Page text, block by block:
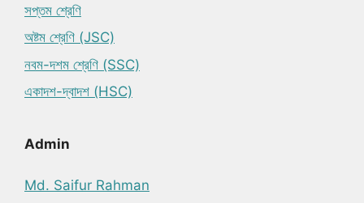
সপ্তম শ্রেণি
অষ্টম শ্রেণি (JSC)
নবম-দশম শ্রেণি (SSC)
একাদশ-দ্বাদশ (HSC)
Admin
Md. Saifur Rahman